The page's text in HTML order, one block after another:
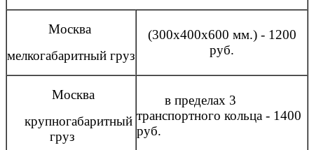
Москва
мелкогабаритный груз
(300x400x600 мм.) - 1200
руб.
Москва
крупногабаритный
груз
в пределах 3
транспортного кольца - 1400
руб.